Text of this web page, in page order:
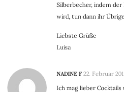
Silberbecher, indem
wird, tun dann ihr
Liebste Grüße
Luisa
NADINE F 22. Februar
Ich mag lieber Cocktails